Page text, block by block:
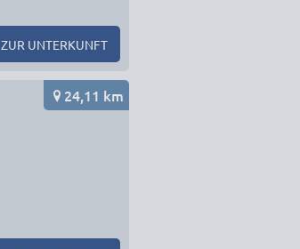
ZUR UNTERKUNFT
24,11 km